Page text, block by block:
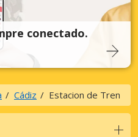
conectado.
Cádiz Estacion de Tren